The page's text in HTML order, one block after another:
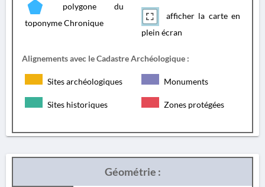
polygone du
toponyme Chronique
afficher la carte en
plein écran
Alignements avec le Cadastre Archéologique :
Sites archéologiques Monuments
Sites historiques Zones protégées
Géométrie :